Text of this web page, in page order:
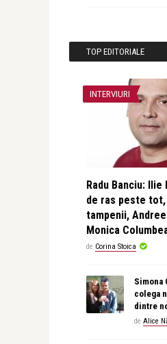
TOP EDITORIALE
INTERVIURI
Radu Banciu:
de ras peste tot,
tampenii,
Monica
de Corina Stoica
Simona
colega
dintre
de Alice